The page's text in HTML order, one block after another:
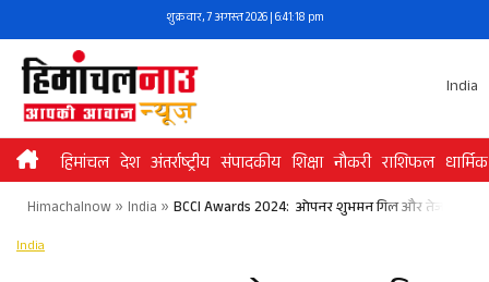
to
content
शुक्रवार, 7 अगस्त 2026 | 6:41:18 pm
India
हिमांचल देश अंतर्राष्ट्रीय संपादकीय शिक्षा नौकरी राशिफल धार्मिक
Himachalnow» India » BCCI Awards 2024: ओपनर शुभमन गिल और तेज गेंदबाज
India